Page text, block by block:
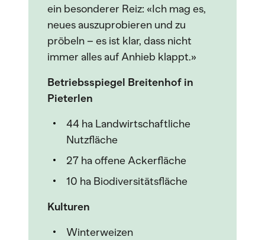
ein besonderer Reiz: «Ich mag es,
neues auszuprobieren und zu
pröbeln – es ist klar, dass nicht
immer alles auf Anhieb klappt.»
Betriebsspiegel Breitenhof in
Pieterlen
44 ha Landwirtschaftliche
Nutzfläche
27 ha offene Ackerfläche
10 ha Biodiversitätsfläche
Kulturen
Winterweizen